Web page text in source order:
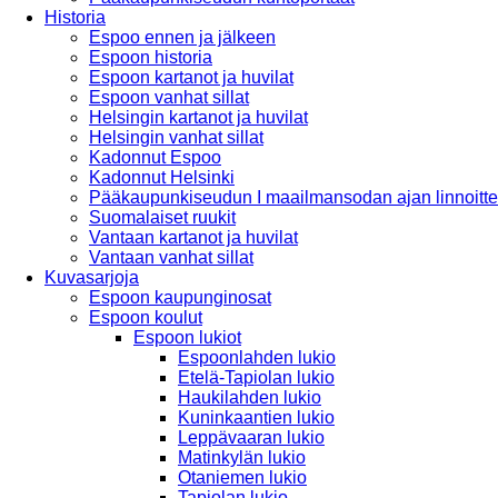
Historia
Espoo ennen ja jälkeen
Espoon historia
Espoon kartanot ja huvilat
Espoon vanhat sillat
Helsingin kartanot ja huvilat
Helsingin vanhat sillat
Kadonnut Espoo
Kadonnut Helsinki
Pääkaupunkiseudun I maailmansodan ajan
Suomalaiset ruukit
Vantaan kartanot ja huvilat
Vantaan vanhat sillat
Kuvasarjoja
Espoon kaupunginosat
Espoon koulut
Espoon lukiot
Espoonlahden lukio
Etelä-Tapiolan lukio
Haukilahden lukio
Kuninkaantien lukio
Leppävaaran lukio
Matinkylän lukio
Otaniemen lukio